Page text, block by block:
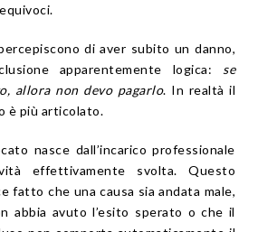
di aver subito un danno,
apparentemente logica: se
allora non devo pagarlo. In realtà il
è più articolato.
nasce dall’incarico professionale
effettivamente svolta. Questo
fatto che una causa sia andata male,
abbia avuto l’esito sperato o che il